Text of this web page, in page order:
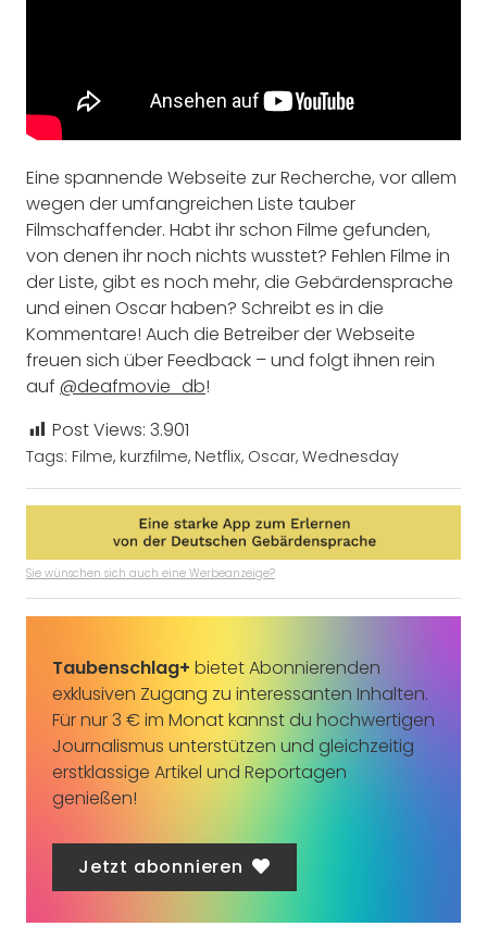
Eine spannende Webseite zur Recherche, vor allem
wegen der umfangreichen Liste tauber
Filmschaffender. Habt ihr schon Filme gefunden,
von denen ihr noch nichts wusstet? Fehlen Filme in
der Liste, gibt es noch mehr, die Gebärdensprache
und einen Oscar haben? Schreibt es in die
Kommentare! Auch die Betreiber der Webseite
freuen sich über Feedback – und folgt ihnen rein
auf @deafmovie_db!
Post Views: 3.901
Tags: Filme, kurzfilme, Netflix, Oscar, Wednesday
Sie wünschen sich auch eine Werbeanzeige?
Taubenschlag+ bietet Abonnierenden
exklusiven Zugang zu interessanten Inhalten.
Für nur 3 € im Monat kannst du hochwertigen
Journalismus unterstützen und gleichzeitig
erstklassige Artikel und Reportagen
genießen!
Jetzt abonnieren